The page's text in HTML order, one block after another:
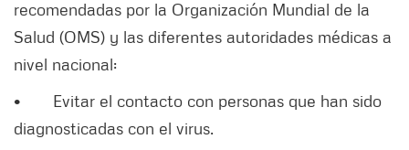
recomendadas por la Organización Mundial de la
Salud (OMS) y las diferentes autoridades médicas a
nivel nacional:
• Evitar el contacto con personas que han sido
diagnosticadas con el virus.